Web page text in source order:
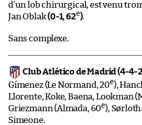
d’un lob chirurgical, est venu
Jan Oblak(0-1, 62e).
Sans complexe.
Club Atlético de Madrid (4-4-
Gímenez (Le Normand, 20e),
Llorente, Koke, Baena, Lookman
Griezmann (Almada, 60e), Sørloth.
Simeone.